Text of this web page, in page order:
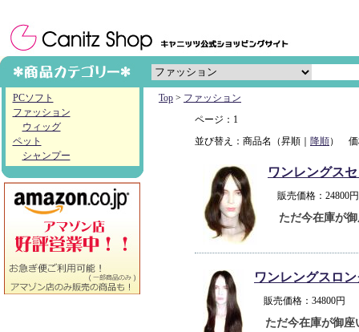
PCソフト
ファッション
ウィッグ
ペット
シャンプー
Top > ファッション
ページ：1
並び替え：商品名（昇順｜ 降順） 価
ワンレングス
販売価格：
ただ今在庫が
ワンレングスロ
販売価格：34800
ただ今在庫が御座